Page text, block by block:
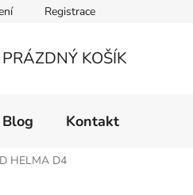
pro reklamaci zboží
Registrace
PRÁZDNÝ KOŠÍK
Blog Kontakt
HELMA D4